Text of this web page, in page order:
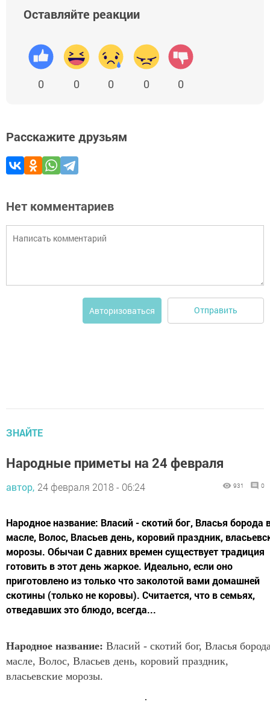
Оставляйте реакции
0 0 0 0 0
Расскажите друзьям
Нет комментариев
Авторизоваться Отправить
ЗНАЙТЕ
Народные приметы на 24 февраля
автор, 24 февраля 2018 - 06:24 931 0
Народное название: Власий - скотий бог, Власья борода
масле, Волос, Власьев день, коровий праздник,
морозы. Обычаи С давних времен существует традиция
готовить в этот день жаркое. Идеально, если оно
приготовлено из только что заколотой вами домашней
скотины (только не коровы). Считается, что в семьях,
отведавших это блюдо, всегда...
Народное название: Власий - скотий бог, Власья
масле, Волос, Власьев день, коровий праздник,
власьевские морозы.